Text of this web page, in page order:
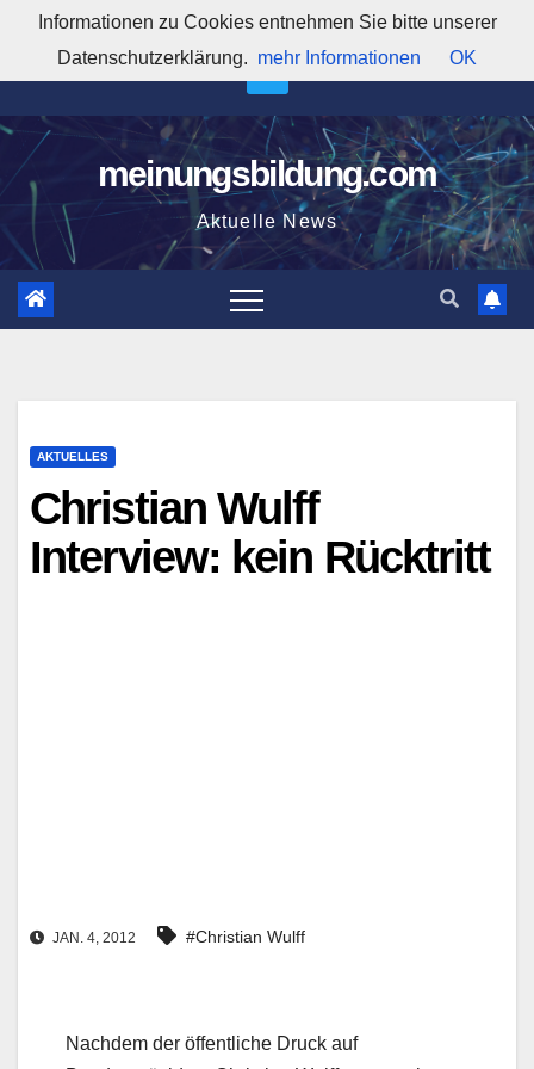
springen
12:38:11 AM
meinungsbildung.com
Aktuelle News
AKTUELLES
Christian Wulff
Interview: kein Rücktritt
JAN. 4, 2012 #Christian Wulff
Nachdem der öffentliche Druck auf
Informationen zu Cookies entnehmen Sie bitte unserer
Datenschutzerklärung. mehr Informationen OK